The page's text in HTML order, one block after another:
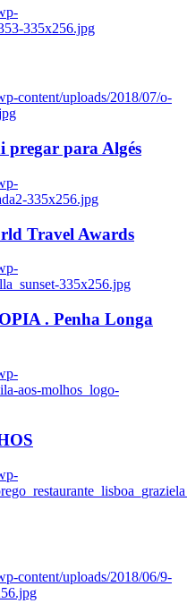
335x256.jpg
content/uploads/2018/07/o-
pregar para Algés
335x256.jpg
Travel Awards
335x256.jpg
. Penha Longa
aos-molhos_logo-
content/uploads/2018/06/9-